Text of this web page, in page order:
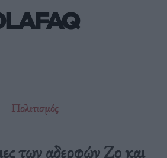
Πολιτισμός
των αδερφών Ζο και